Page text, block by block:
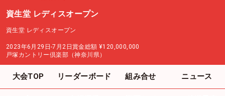
資生堂 レディスオープン
資生堂 レディスオープン
2023年6月29日-7月2日賞金総額 ¥120,000,000
戸塚カントリー倶楽部（神奈川県）
大会TOP リーダーボード 組み合せ ニュース